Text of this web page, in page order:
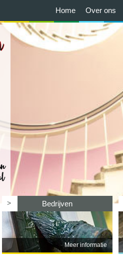
Home Over ons
> Bedrijven
Meer informatie